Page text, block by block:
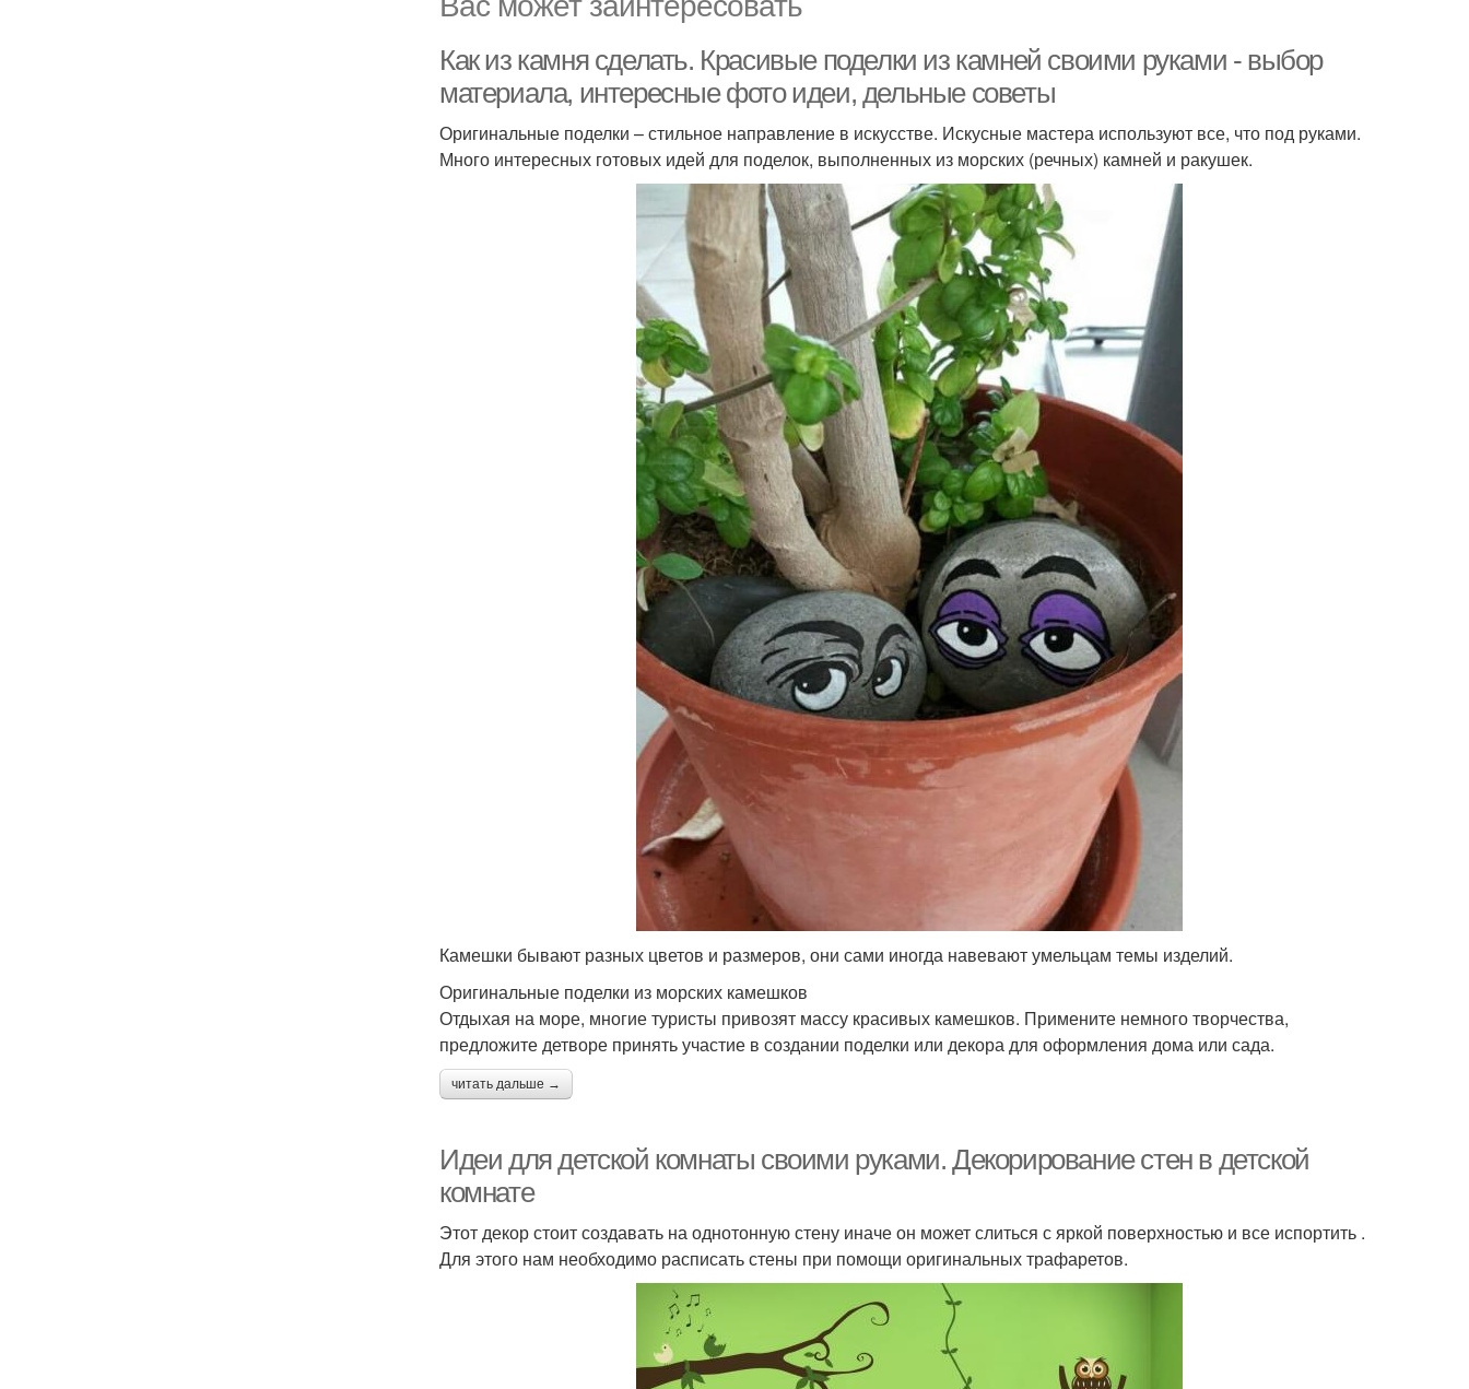
Как из камня сделать. Красивые поделки из камней своими руками - выбор
материала, интересные фото идеи, дельные советы
Оригинальные поделки – стильное направление в искусстве. Искусные мастера используют все, что под руками.
Много интересных готовых идей для поделок, выполненных из морских (речных) камней и ракушек.
Камешки бывают разных цветов и размеров, они сами иногда навевают умельцам темы изделий.
Оригинальные поделки из морских камешков
Отдыхая на море, многие туристы привозят массу красивых камешков. Примените немного творчества,
предложите детворе принять участие в создании поделки или декора для оформления дома или сада.
читать дальше →
Идеи для детской комнаты своими руками. Декорирование стен в детской
комнате
Этот декор стоит создавать на однотонную стену иначе он может слиться с яркой поверхностью и все испортить .
Для этого нам необходимо расписать стены при помощи оригинальных трафаретов.